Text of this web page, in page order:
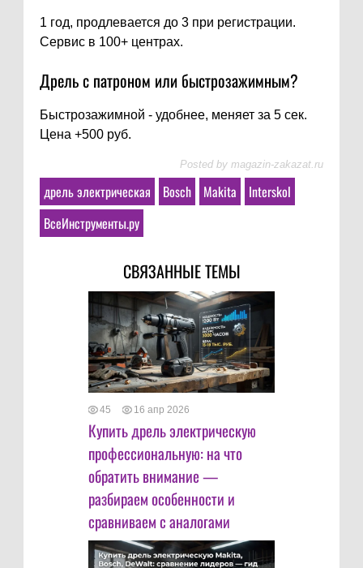
1 год, продлевается до 3 при регистрации.
Сервис в 100+ центрах.
Дрель с патроном или быстрозажимным?
Быстрозажимной - удобнее, меняет за 5 сек.
Цена +500 руб.
Posted by magazin-zakazat.ru
дрель электрическая Bosch Makita
Interskol
ВсеИнструменты.ру
СВЯЗАННЫЕ ТЕМЫ
45 16 апр 2026
Купить дрель электрическую
профессиональную: на что
обратить внимание —
разбираем особенности и
сравниваем с аналогами